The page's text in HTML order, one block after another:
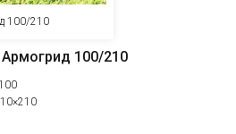
100/210
100/210